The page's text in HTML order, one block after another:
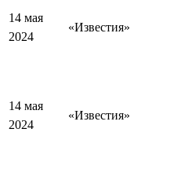
14 мая
2024
«Известия»
14 мая
2024
«Известия»